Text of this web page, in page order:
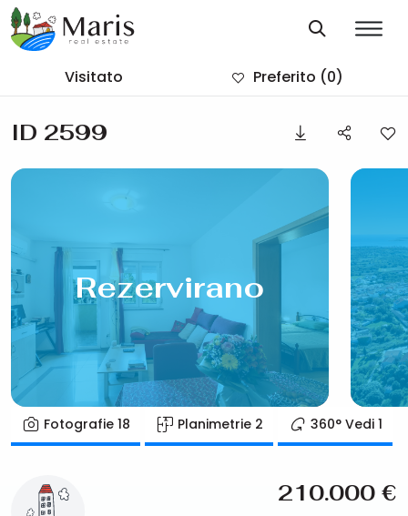
Visitato Preferito (0)
ID 2599
Rezervirano
Fotografie 18 Planimetrie 2 360° Vedi 1
210.000 €